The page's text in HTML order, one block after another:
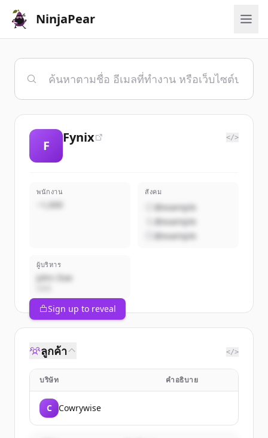
NinjaPear
F
Fynix </>
พนักงาน
~1,000
สังคม
@example
@example
@example
ผู้บริหาร
John Doe
Sign up to reveal
ลูกค้า </>
บริษัท คำอธิบาย
C Cowrywise